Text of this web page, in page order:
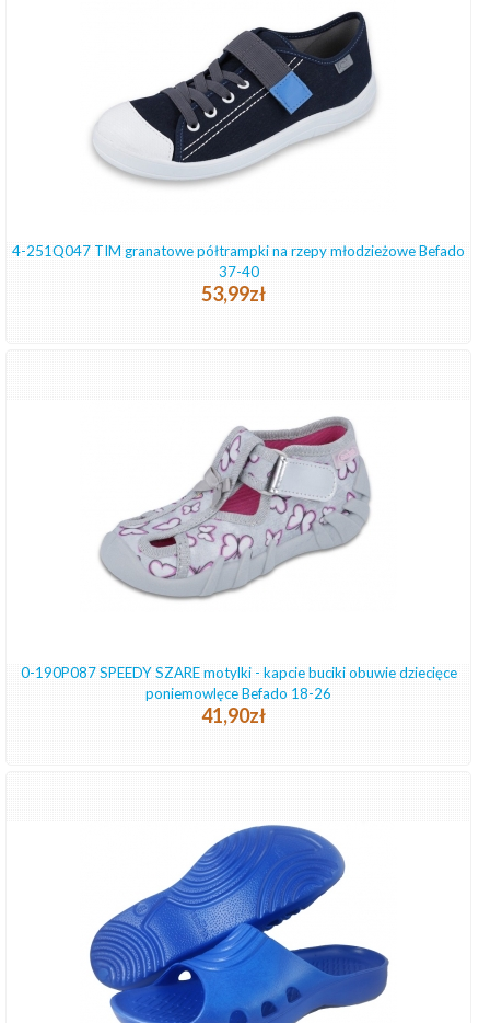
4-251Q047 TIM granatowe półtrampki na rzepy młodzieżowe Befado
37-40
53,99zł
0-190P087 SPEEDY SZARE motylki - kapcie buciki obuwie dziecięce
poniemowlęce Befado 18-26
41,90zł